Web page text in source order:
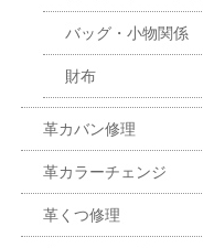
バッグ・小物関係
財布
革カバン修理
革カラーチェンジ
革くつ修理